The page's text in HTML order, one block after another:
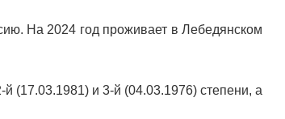
На 2024 год проживает в Лебедянском
(17.03.1981) и 3-й (04.03.1976) степени, а